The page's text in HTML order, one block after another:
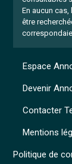
En aucun cas,
être
Mentions
Politique de
Espace
Devenir
Contacter